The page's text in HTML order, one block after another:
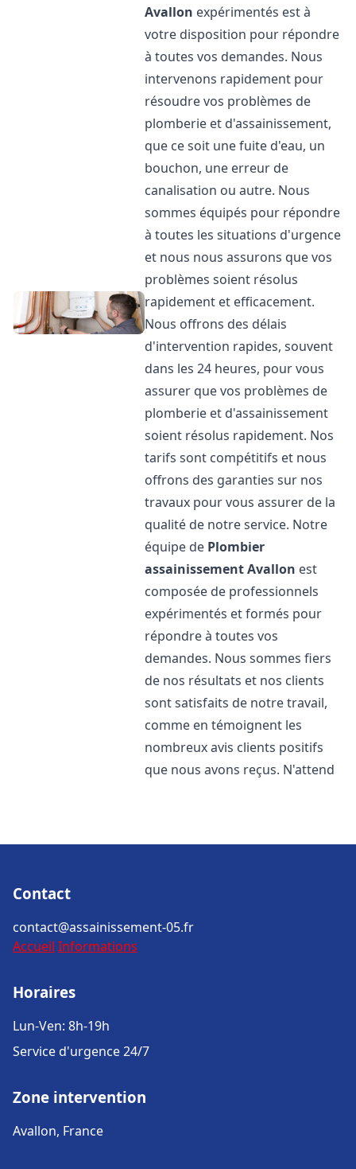
Avallon expérimentés est à
votre disposition pour répondre
à toutes vos demandes. Nous
intervenons rapidement pour
résoudre vos problèmes de
plomberie et d'assainissement,
que ce soit une fuite d'eau, un
bouchon, une erreur de
canalisation ou autre. Nous
sommes équipés pour répondre
à toutes les situations d'urgence
et nous nous assurons que vos
problèmes soient résolus
rapidement et efficacement.
Nous offrons des délais
d'intervention rapides, souvent
dans les 24 heures, pour vous
assurer que vos problèmes de
plomberie et d'assainissement
soient résolus rapidement. Nos
tarifs sont compétitifs et nous
offrons des garanties sur nos
travaux pour vous assurer de la
qualité de notre service. Notre
équipe de Plombier
assainissementAvallon est
composée de professionnels
expérimentés et formés pour
répondre à toutes vos
demandes. Nous sommes fiers
de nos résultats et nos clients
sont satisfaits de notre travail,
comme en témoignent les
nombreux avis clients positifs
que nous avons reçus. N'attend
Contact
contact@assainissement-05.fr
Accueil Informations
Horaires
Lun-Ven: 8h-19h
Service d'urgence 24/7
Zone intervention
Avallon, France